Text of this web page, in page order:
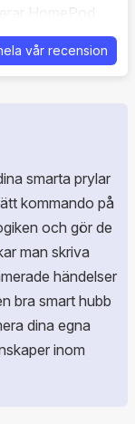
HomePod
Den
Border Router
Om du
för stereo.
använder hela
en familj där alla
att du enkelt
enheter för att
ex. med hjälp
eller din Apple
eller en
Är du en
bor i ett större
vår recension
smarta prylar
kommando på
och gör de
man skriva
händelser
bra smart hubb
dina egna
inom